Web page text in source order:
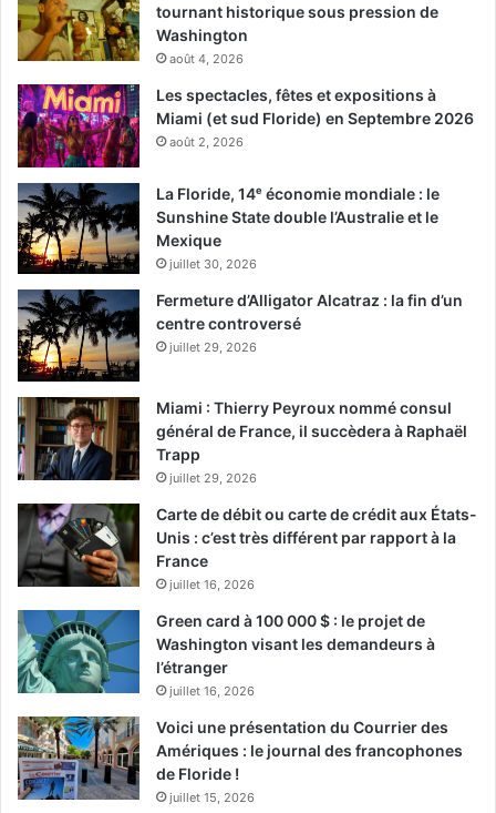
tournant historique sous pression de
Washington
août 4, 2026
Les spectacles, fêtes et expositions à
Miami (et sud Floride) en Septembre 2026
août 2, 2026
La Floride, 14ᵉ économie mondiale : le
Sunshine State double l’Australie et le
Mexique
juillet 30, 2026
Fermeture d’Alligator Alcatraz : la fin d’un
centre controversé
juillet 29, 2026
Miami : Thierry Peyroux nommé consul
général de France, il succèdera à Raphaël
Trapp
juillet 29, 2026
Carte de débit ou carte de crédit aux États-
Unis : c’est très différent par rapport à la
France
juillet 16, 2026
Green card à 100 000 $ : le projet de
Washington visant les demandeurs à
l’étranger
juillet 16, 2026
Voici une présentation du Courrier des
Amériques : le journal des francophones
de Floride !
juillet 15, 2026